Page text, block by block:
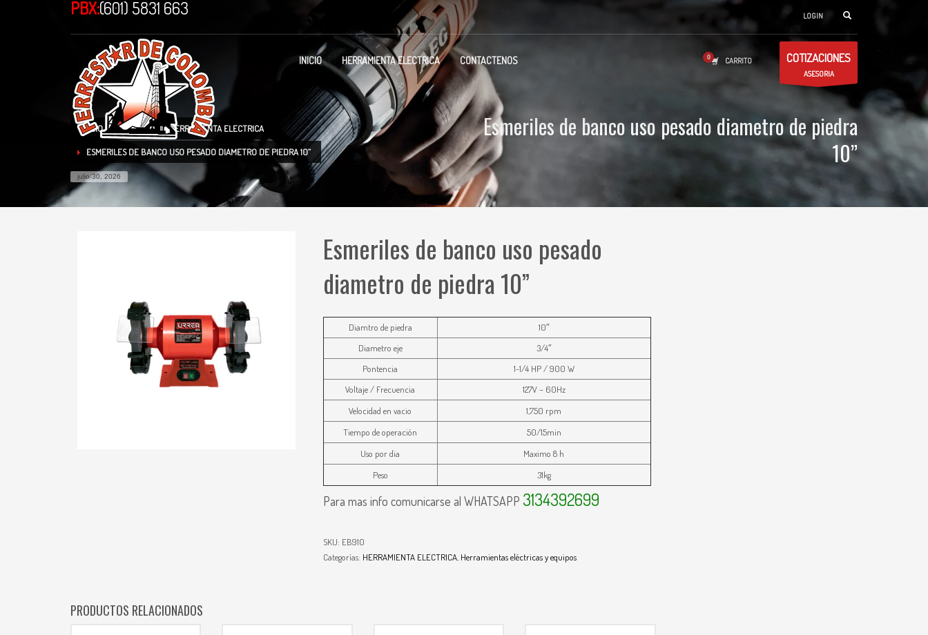
PBX:(601) 5831 663 LOGIN
INICIO HERRAMIENTA ELECTRICA CONTACTENOS CARRITO COTIZACIONES
ASESORIA
INICIO TIENDA HERRAMIENTA ELECTRICA
ESMERILES DE BANCO USO PESADO DIAMETRO DE PIEDRA 10”
julio 30, 2026
Esmeriles de banco uso pesado diametro de piedra
10”
Esmeriles de banco uso pesado
diametro de piedra 10”
Diamtro de piedra
10″
Diametro eje
3/4″
Pontencia
1-1/4 HP / 900 W
Voltaje / Frecuencia
127V – 60Hz
Velocidad en vacio
1,750 rpm
Tiempo de operación
50/15min
Uso por dia
Maximo 8 h
Peso
31kg
Para mas info comunicarse al WHATSAPP 3134392699
SKU: EB910
Categorías: HERRAMIENTA ELECTRICA, Herramientas eléctricas y equipos
PRODUCTOS RELACIONADOS